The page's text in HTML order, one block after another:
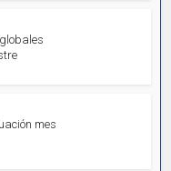
mes